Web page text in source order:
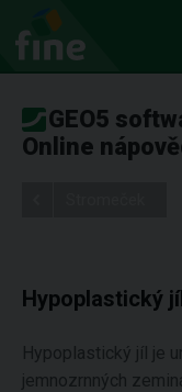
GEO5
Online
Hypoplastický
Hypoplastický jíl je
jemnozrnných